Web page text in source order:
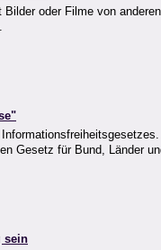
oder Filme von
Gesetz für Bund, Länder
sein